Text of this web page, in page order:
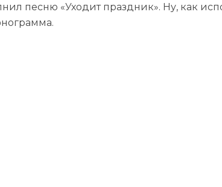
песню «Уходит праздник». Ну, как